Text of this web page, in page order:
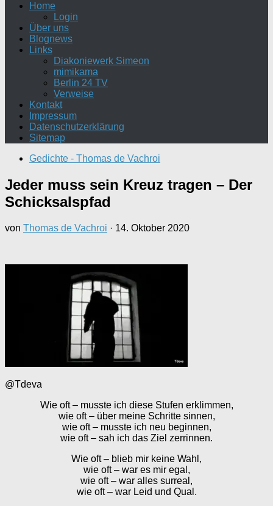
Home
Login
Über uns
Blognews
Links
Diakoniewerk Simeon
mimikama
Berlin 24 TV
Verweise
Kontakt
Impressum
Datenschutzerklärung
Sitemap
Gedichte - Thomas de Vachroi
Jeder muss sein Kreuz tragen – Der
Schicksalspfad
von Thomas de Vachroi · 14. Oktober 2020
@Tdeva
Wie oft – musste ich diese Stufen erklimmen,
wie oft – über meine Schritte sinnen,
wie oft – musste ich neu beginnen,
wie oft – sah ich das Ziel zerrinnen.
Wie oft – blieb mir keine Wahl,
wie oft – war es mir egal,
wie oft – war alles surreal,
wie oft – war Leid und Qual.